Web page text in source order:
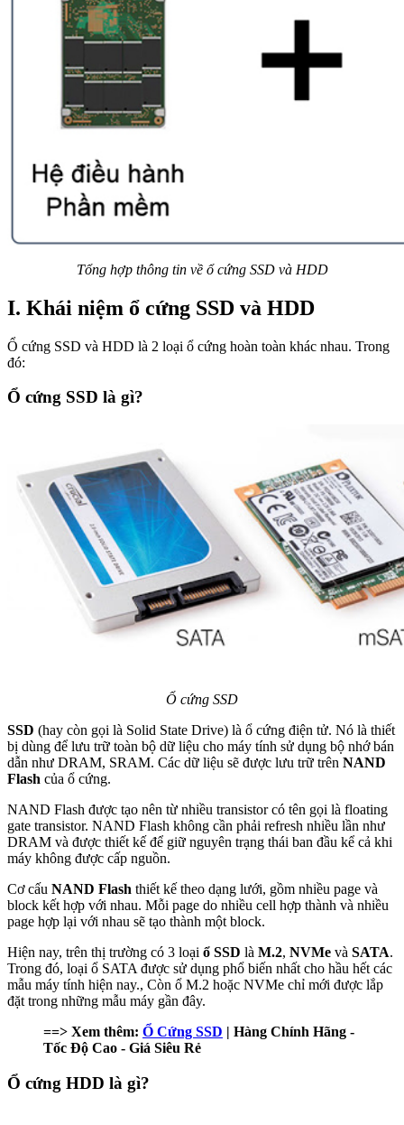
Tổng hợp thông tin về ổ cứng SSD và HDD
I. Khái niệm ổ cứng SSD và HDD
Ổ cứng SSD và HDD là 2 loại ổ cứng hoàn toàn khác nhau. Trong
đó:
Ổ cứng SSD là gì?
Ổ cứng SSD
SSD (hay còn gọi là Solid State Drive) là ổ cứng điện tử. Nó là thiết
bị dùng để lưu trữ toàn bộ dữ liệu cho máy tính sử dụng bộ nhớ bán
dẫn như DRAM, SRAM. Các dữ liệu sẽ được lưu trữ trên NAND
Flash của ổ cứng.
NAND Flash được tạo nên từ nhiều transistor có tên gọi là floating
gate transistor. NAND Flash không cần phải refresh nhiều lần như
DRAM và được thiết kế để giữ nguyên trạng thái ban đầu kể cả khi
máy không được cấp nguồn.
Cơ cấu NAND Flash thiết kế theo dạng lưới, gồm nhiều page và
block kết hợp với nhau. Mỗi page do nhiều cell hợp thành và nhiều
page hợp lại với nhau sẽ tạo thành một block.
Hiện nay, trên thị trường có 3 loại ổ SSD là M.2, NVMe và SATA.
Trong đó, loại ổ SATA được sử dụng phổ biến nhất cho hầu hết các
mẫu máy tính hiện nay., Còn ổ M.2 hoặc NVMe chỉ mới được lắp
đặt trong những mẫu máy gần đây.
==> Xem thêm: Ổ Cứng SSD | Hàng Chính Hãng -
Tốc Độ Cao - Giá Siêu Rẻ
Ổ cứng HDD là gì?